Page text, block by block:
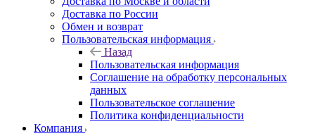
Доставка по России
Обмен и возврат
Пользовательская информация
Назад
Пользовательская информация
Соглашение на обработку персональных
данных
Пользовательское соглашение
Политика конфиденциальности
Компания